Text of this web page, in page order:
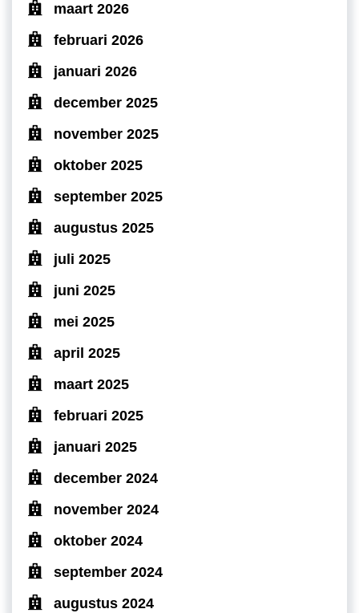
maart 2026
februari 2026
januari 2026
december 2025
november 2025
oktober 2025
september 2025
augustus 2025
juli 2025
juni 2025
mei 2025
april 2025
maart 2025
februari 2025
januari 2025
december 2024
november 2024
oktober 2024
september 2024
augustus 2024